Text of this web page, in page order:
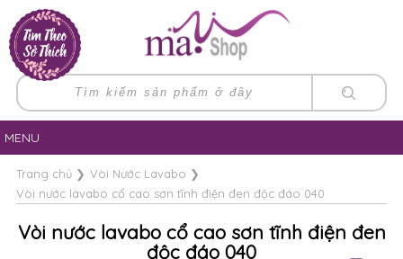
MENU
Trang chủ❯ Vòi Nước Lavabo ❯
Vòi nước lavabo cổ cao sơn tĩnh điện đen độc đáo 040
Vòi nước lavabo cổ cao sơn tĩnh điện đen
độc đáo 040